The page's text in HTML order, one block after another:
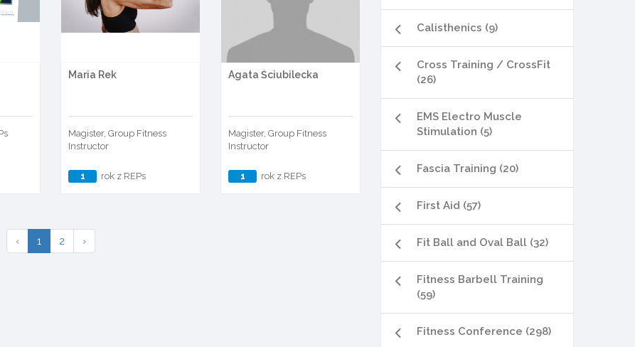
Maria Rek
Magister, Group Fitness
Instructor
1 rok z REPs
Agata Ściubilecka
Magister, Group Fitness
Instructor
1 rok z REPs
‹ 1 2 ›
Calisthenics (9)
Cross Training / CrossFit
(26)
EMS Electro Muscle
Stimulation (5)
Fascia Training (20)
First Aid (57)
Fit Ball and Oval Ball (32)
Fitness Barbell Training
(59)
Fitness Conference (298)